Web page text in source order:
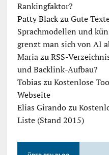
Rankingfaktor?
Patty BlackzuGute
Sprachmodellen und
grenzt man sich von AI
MariazuRSS-
und Backlink-Aufbau?
Tobias zuKostenlose
Webseite
Elias Girandozu
Liste (Stand 2015)